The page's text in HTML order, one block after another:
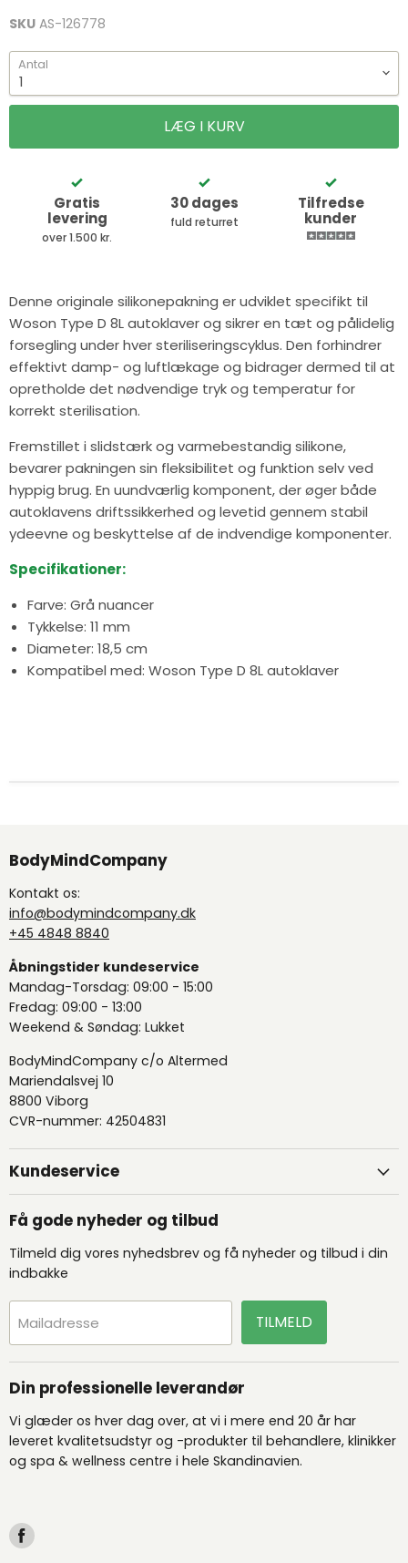
SKU AS-126778
Antal
LÆG I KURV
Gratis
levering
over 1.500 kr.
30 dages
fuld returret
Tilfredse
kunder
Denne originale silikonepakning er udviklet specifikt til
Woson Type D 8L autoklaver og sikrer en tæt og pålidelig
forsegling under hver steriliseringscyklus. Den forhindrer
effektivt damp- og luftlækage og bidrager dermed til at
opretholde det nødvendige tryk og temperatur for
korrekt sterilisation.
Fremstillet i slidstærk og varmebestandig silikone,
bevarer pakningen sin fleksibilitet og funktion selv ved
hyppig brug. En uundværlig komponent, der øger både
autoklavens driftssikkerhed og levetid gennem stabil
ydeevne og beskyttelse af de indvendige komponenter.
Specifikationer:
Farve: Grå nuancer
Tykkelse: 11 mm
Diameter: 18,5 cm
Kompatibel med: Woson Type D 8L autoklaver
BodyMindCompany
Kontakt os:
info@bodymindcompany.dk
+45 4848 8840
Åbningstider kundeservice
Mandag-Torsdag: 09:00 - 15:00
Fredag: 09:00 - 13:00
Weekend & Søndag: Lukket
BodyMindCompany c/o Altermed
Mariendalsvej 10
8800 Viborg
CVR-nummer: 42504831
Kundeservice
Få gode nyheder og tilbud
Tilmeld dig vores nyhedsbrev og få nyheder og tilbud i din
indbakke
Mailadresse TILMELD
Din professionelle leverandør
Vi glæder os hver dag over, at vi i mere end 20 år har
leveret kvalitetsudstyr og -produkter til behandlere, klinikker
og spa & wellness centre i hele Skandinavien.
Find